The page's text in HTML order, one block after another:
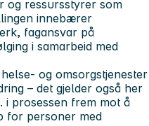
og ressursstyrer som
innebærer
fagansvar på
i samarbeid med
og omsorgstjenester
– det gjelder også her
i prosessen frem mot å
for personer med